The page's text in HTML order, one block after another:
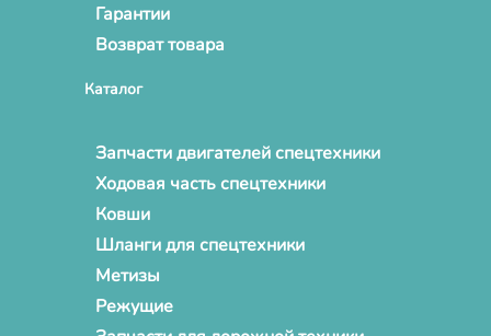
Гарантии
Возврат товара
Каталог
Запчасти двигателей спецтехники
Ходовая часть спецтехники
Ковши
Шланги для спецтехники
Метизы
Режущие